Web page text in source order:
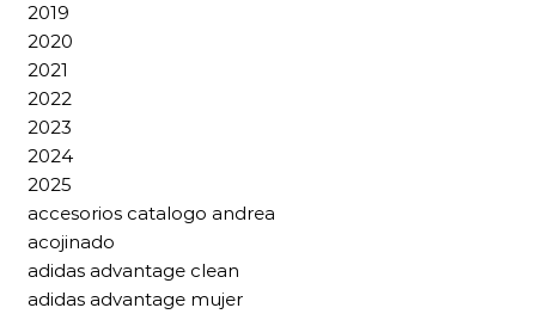
2019
2020
2021
2022
2023
2024
2025
accesorios catalogo andrea
acojinado
adidas advantage clean
adidas advantage mujer